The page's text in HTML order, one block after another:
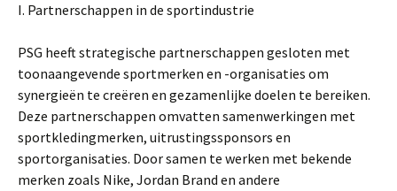
I. Partnerschappen in de sportindustrie
PSG heeft strategische partnerschappen gesloten met
toonaangevende sportmerken en -organisaties om
synergieën te creëren en gezamenlijke doelen te bereiken.
Deze partnerschappen omvatten samenwerkingen met
sportkledingmerken, uitrustingssponsors en
sportorganisaties. Door samen te werken met bekende
merken zoals Nike, Jordan Brand en andere